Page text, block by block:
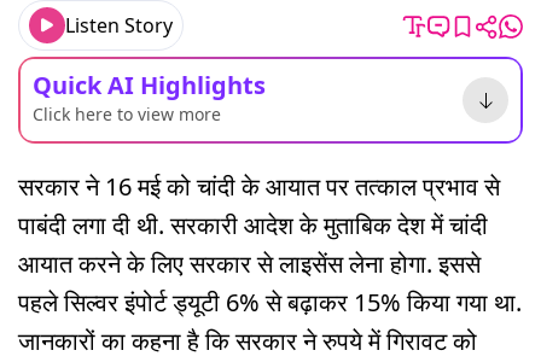
Listen Story
Quick AI Highlights
Click here to view more
सरकार ने 16 मई को चांदी के आयात पर तत्काल प्रभाव से
पाबंदी लगा दी थी. सरकारी आदेश के मुताबिक देश में चांदी
आयात करने के लिए सरकार से लाइसेंस लेना होगा. इससे
पहले सिल्वर इंपोर्ट ड्यूटी 6% से बढ़ाकर 15% किया गया था.
जानकारों का कहना है कि सरकार ने रुपये में गिरावट को